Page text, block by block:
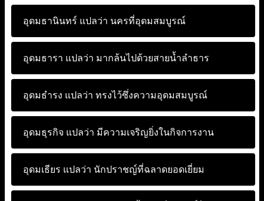
อุดมธานินทร์ แปลว่า นครที่อุดมสมบูรณ์
อุดมธารา แปลว่า มากล้นไปด้วยสายน้ำลำธาร
อุดมธำรง แปลว่า ทรงไว้ซึ่งความอุดมสมบูรณ์
อุดมธุรกิจ แปลว่า มีความเจริญยิ่งในกิจการงาน
อุดมเธียร แปลว่า นักปราชญ์ที่ฉลาดยอดเยี่ยม